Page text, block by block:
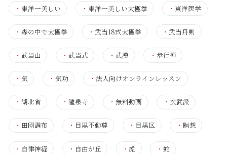
・ 東洋一美しい ・ 東洋一美しい太極拳 ・ 東洋医学
・ 森の中で太極拳 ・武当18式太極拳 ・武当丹剣
・ 武当山 ・武当式 ・武漢 ・ 歩行禅
・ 気 ・気功 ・法人向けオンラインレッスン
・ 湖北省 ・瀧泉寺 ・無料動画 ・ 玄武派
・ 田園調布 ・ 目黒不動尊 ・ 目黒区 ・ 瞑想
・ 自律神経 ・ 自由が丘 ・ 虎 ・ 蛇